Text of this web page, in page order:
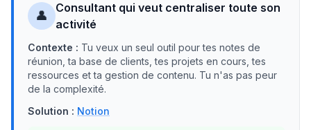
👤
Consultant qui veut centraliser toute son
activité
Contexte : Tu veux un seul outil pour tes notes de
réunion, ta base de clients, tes projets en cours, tes
ressources et ta gestion de contenu. Tu n'as pas peur
de la complexité.
Solution : Notion